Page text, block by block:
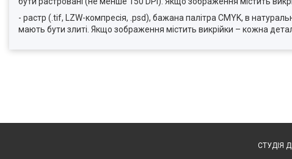
- растр (.tif, LZW-компресія, .psd), бажана палітра CMYK, в
мають бути злиті. Якщо зображення містить викрійки – кожна